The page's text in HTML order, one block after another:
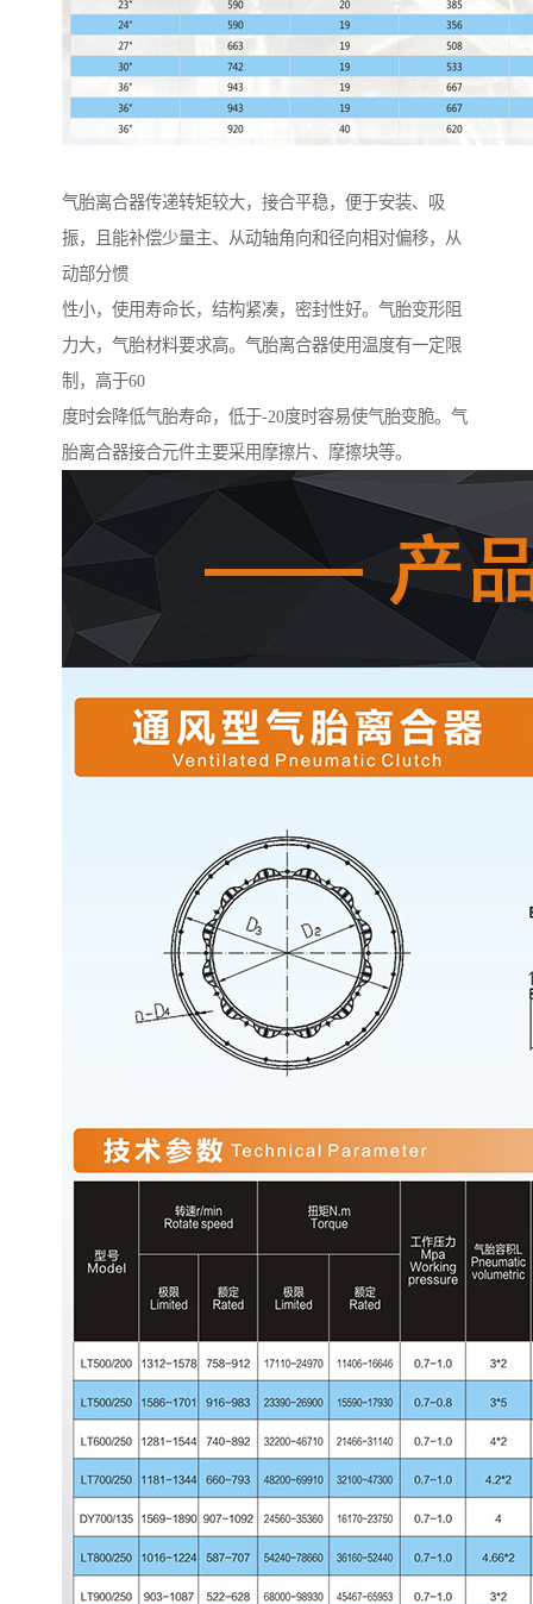
气胎离合器传递转矩较大，接合平稳，便于安装、吸
振，且能补偿少量主、从动轴角向和径向相对偏移，从
动部分惯
性小，使用寿命长，结构紧凑，密封性好。气胎变形阻
力大，气胎材料要求高。气胎离合器使用温度有一定限
制，高于60
度时会降低气胎寿命，低于-20度时容易使气胎变脆。气
胎离合器接合元件主要采用摩擦片、摩擦块等。